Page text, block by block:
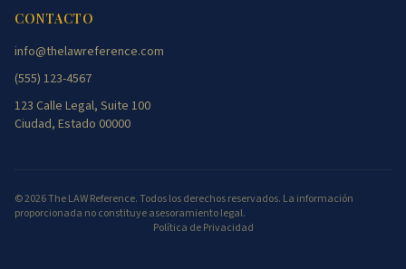
CONTACTO
info@thelawreference.com
(555) 123-4567
123 Calle Legal, Suite 100
Ciudad, Estado 00000
©2026The LAW Reference. Todos los derechos reservados. La información
proporcionada no constituye asesoramiento legal.
Política de Privacidad